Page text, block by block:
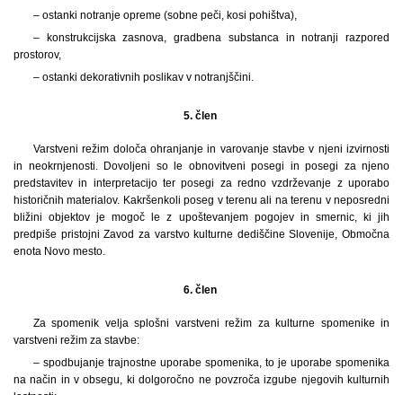
– ostanki notranje opreme (sobne peči, kosi pohištva),
– konstrukcijska zasnova, gradbena substanca in notranji razpored
prostorov,
– ostanki dekorativnih poslikav v notranjščini.
5. člen
Varstveni režim določa ohranjanje in varovanje stavbe v njeni izvirnosti
in neokrnjenosti. Dovoljeni so le obnovitveni posegi in posegi za njeno
predstavitev in interpretacijo ter posegi za redno vzdrževanje z uporabo
historičnih materialov. Kakršenkoli poseg v terenu ali na terenu v neposredni
bližini objektov je mogoč le z upoštevanjem pogojev in smernic, ki jih
predpiše pristojni Zavod za varstvo kulturne dediščine Slovenije, Območna
enota Novo mesto.
6. člen
Za spomenik velja splošni varstveni režim za kulturne spomenike in
varstveni režim za stavbe:
– spodbujanje trajnostne uporabe spomenika, to je uporabe spomenika
na način in v obsegu, ki dolgoročno ne povzroča izgube njegovih kulturnih